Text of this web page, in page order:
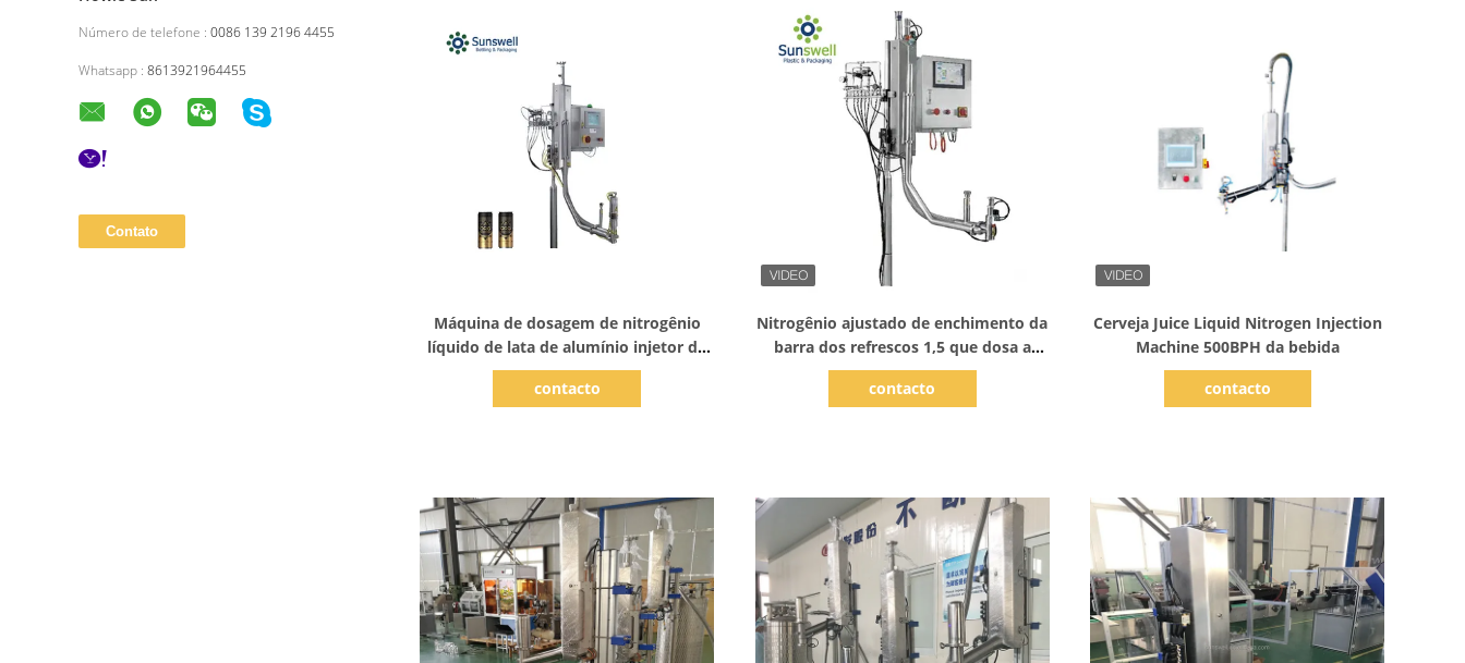
Número de telefone : 0086 139 2196 4455
Whatsapp : 8613921964455
Máquina de dosagem de nitrogênio
líquido de lata de alumínio injetor de
enchimento automático para
refrigerantes
contacto
Nitrogênio ajustado de enchimento da
barra dos refrescos 1,5 que dosa a
máquina
contacto
Cerveja Juice Liquid Nitrogen Injection
Machine 500BPH da bebida
contacto